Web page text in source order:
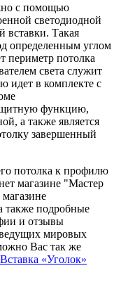
с помощью
светодиодной
вставки. Такая
определенным углом
периметр потолка
света служит
идет в комплекте с
функцию,
а также является
завершенный
потолка к профилю
магазине "Мастер
также подробные
и отзывы
мировых
Вас так же
Вставка «Уголок»